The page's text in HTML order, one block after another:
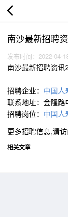
南沙最新招聘
发布时间：2022-04-
南沙最新招聘资讯
招聘企业： 中国人
联系地址：金隆路
招聘岗位： 中国人
更多招聘信息,请
相关文章